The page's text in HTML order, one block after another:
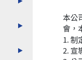
本公
會，
制
宣